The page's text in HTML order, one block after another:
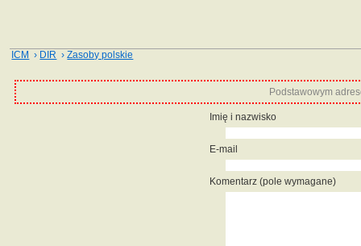
ICM › DIR ›Zasoby polskie
Podstawowym
Imię i nazwisko
E-mail
Komentarz (pole wymagane)